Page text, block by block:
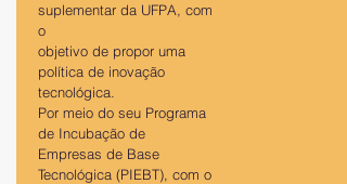
suplementar da UFPA, com
o
objetivo de propor uma
política de inovação
tecnológica.
Por meio do seu Programa
de Incubação de
Empresas de Base
Tecnológica (PIEBT), com o